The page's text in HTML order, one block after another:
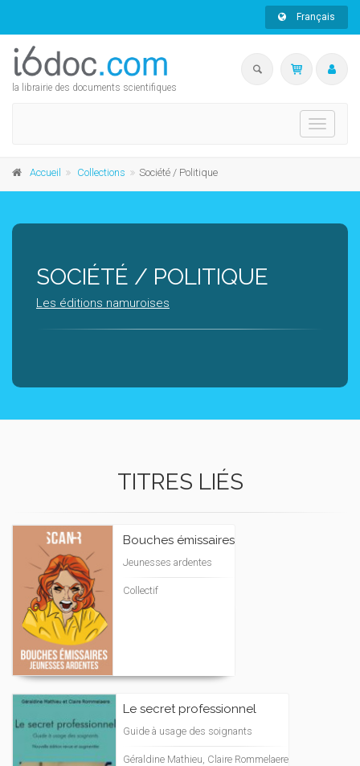
Français
la librairie des documents scientifiques
Toggle
Accueil Collections Société / Politique
SOCIÉTÉ / POLITIQUE
Les éditions namuroises
TITRES LIÉS
Bouches émissaires
Jeunesses ardentes
Collectif
Le secret professionnel
Guide à usage des soignants
Géraldine Mathieu, Claire Rommelaere